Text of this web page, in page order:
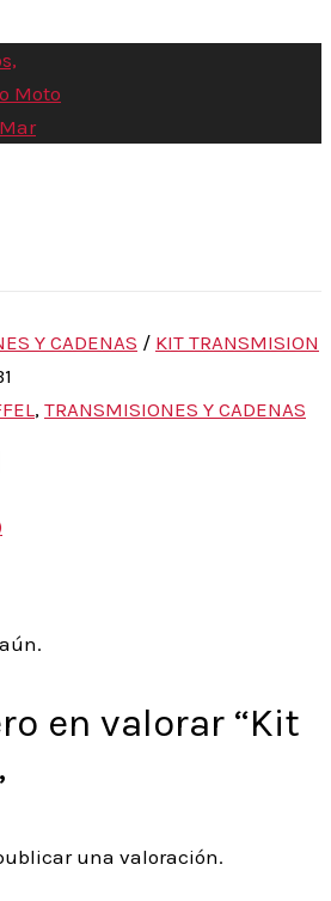
Y CADENAS / KIT TRANSMISION
, TRANSMISIONES Y CADENAS
en valorar “Kit
una valoración.